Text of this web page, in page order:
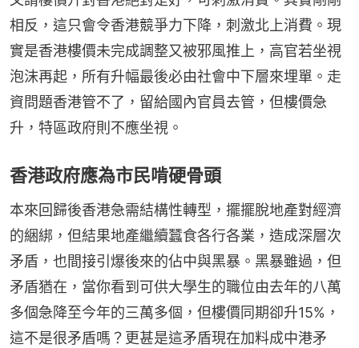
相反，這只會令香港競爭力下降，刺激北上消費。現
實是香港樓價未完成調整又被邪風推上，高官若坐視
泡沫再起，所有升幅最後必由社會中下層來埋單。走
資問題香港管不了，留給國內官員去管，但樓價急
升，特區政府則不應坐視。
香港政府應為市民啃硬骨頭
本來回歸後香港急需結構性轉型，擺擺脫地產對經濟
的綑綁，但結果地產繼續蠶食各行各業，造成深層次
矛盾，也間接引爆後來的佔中與黑暴。黑暴雖過，但
矛盾猶在，當你看到可供大學生的職位由去年的八萬
多個急降至今年的三萬多個，但樓價同期卻升15%，
這不是很矛盾嗎？更甚是這矛盾現在加料成中港矛